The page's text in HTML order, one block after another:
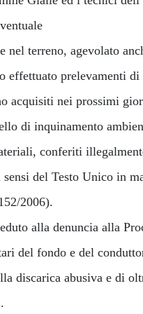
nel terreno, agevolato
effettuato prelevamenti
acquisiti nei prossimi
di inquinamento
conferiti
del Testo Unico in
2006).
alla denuncia alla
del fondo e del
discarica abusiva e di